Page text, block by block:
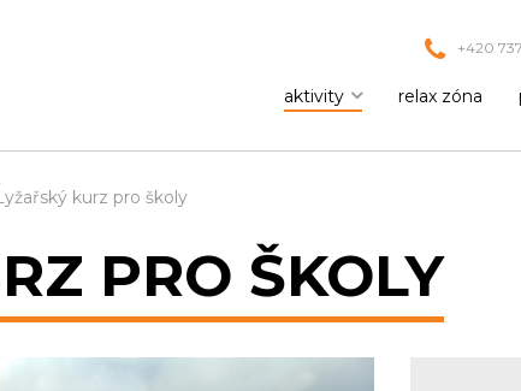
+420
aktivity relax zóna
kurz pro školy
PRO ŠKOLY